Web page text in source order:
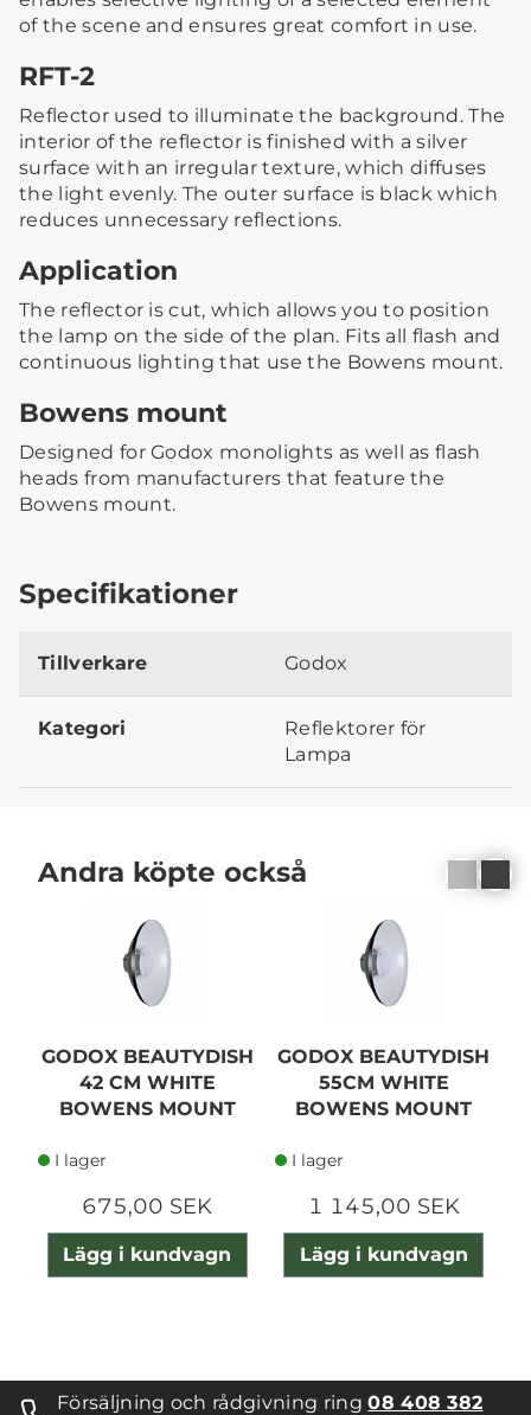
of the scene and ensures great comfort in use.
RFT-2
Reflector used to illuminate the background. The
interior of the reflector is finished with a silver
surface with an irregular texture, which diffuses
the light evenly. The outer surface is black which
reduces unnecessary reflections.
Application
The reflector is cut, which allows you to position
the lamp on the side of the plan. Fits all flash and
continuous lighting that use the Bowens mount.
Bowens mount
Designed for Godox monolights as well as flash
heads from manufacturers that feature the
Bowens mount.
Specifikationer
Tillverkare Godox
Kategori
Reflektorer för
Lampa
Andra köpte också
GODOX BEAUTYDISH
42 CM WHITE
BOWENS MOUNT
I lager
675,00 SEK
Lägg i kundvagn
GODOX BEAUTYDISH
55CM WHITE
BOWENS MOUNT
I lager
1 145,00 SEK
Lägg i kundvagn
Försäljning och rådgivning ring08 408 382